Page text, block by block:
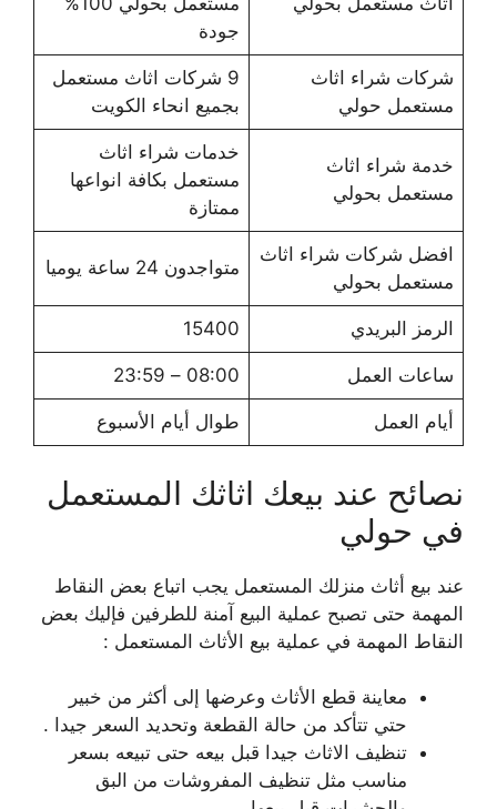
جودة
شركات شراء اثاث
مستعمل حولي
9 شركات اثاث مستعمل
بجميع انحاء الكويت
خدمة شراء اثاث
مستعمل بحولي
خدمات شراء اثاث
مستعمل بكافة انواعها
ممتازة
افضل شركات شراء اثاث
مستعمل بحولي
متواجدون 24 ساعة يوميا
الرمز البريدي 15400
ساعات العمل 08:00 – 23:59
أيام العمل طوال أيام الأسبوع
نصائح عند بيعك اثاثك المستعمل
في حولي
عند بيع أثاث منزلك المستعمل يجب اتباع بعض النقاط
المهمة حتى تصبح عملية البيع آمنة للطرفين فإليك بعض
النقاط المهمة في عملية بيع الأثاث المستعمل :
معاينة قطع الأثاث وعرضها إلى أكثر من خبير
حتي تتأكد من حالة القطعة وتحديد السعر جيدا .
تنظيف الاثاث جيدا قبل بيعه حتى تبيعه بسعر
مناسب مثل تنظيف المفروشات من البق